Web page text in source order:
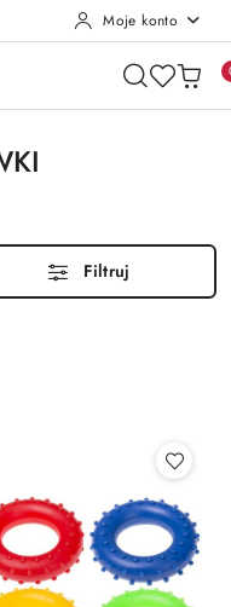
Moje konto
Filtruj